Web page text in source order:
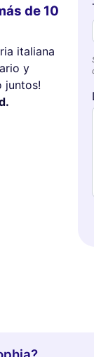
de 10
italiana
y
juntos!